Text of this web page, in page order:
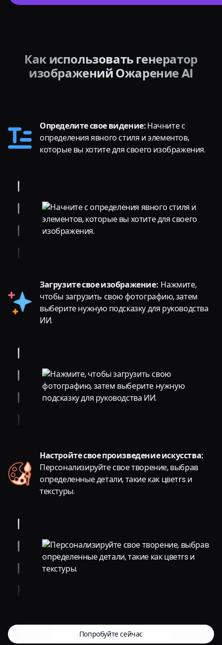
Как использовать генератор
изображений Ожарение AI
Определите свое видение:Начните с
определения явного стиля и элементов,
которые вы хотите для своего изображения.
Загрузите свое изображение: Нажмите,
чтобы загрузить свою фотографию, затем
выберите нужную подсказку для руководства
ИИ.
Настройте свое произведение искусства:
Персонализируйте свое творение, выбрав
определенные детали, такие как цветrs и
текстуры.
Попробуйте сейчас